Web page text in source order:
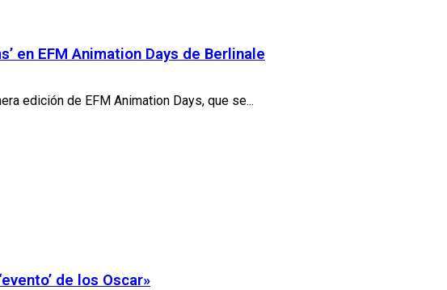
en EFM Animation Days de Berlinale
edición de EFM Animation Days, que se...
de los Oscar»